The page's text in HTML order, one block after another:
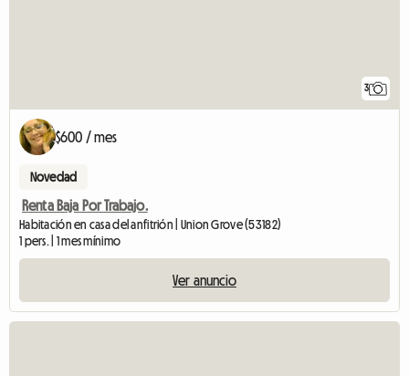
3
$600 / mes
Novedad
Renta Baja Por Trabajo.
Habitación en casa del anfitrión | Union Grove (53182)
1 pers. | 1 mes mínimo
Ver anuncio